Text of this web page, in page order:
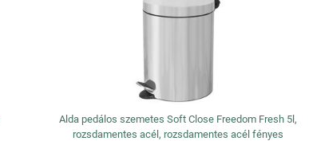
Alda pedálos szemetes Soft Close Freedom Fresh 5l,
rozsdamentes acél, rozsdamentes acél fényes